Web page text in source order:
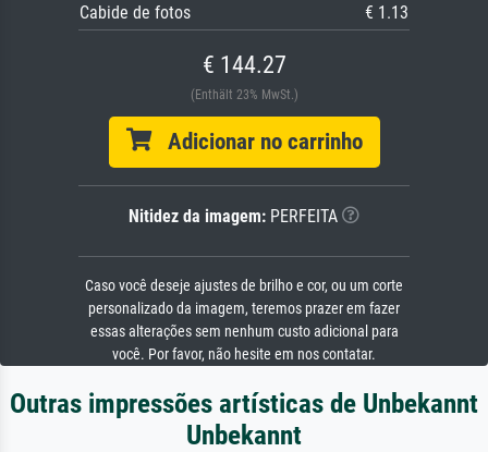
Cabide de fotos
€ 1.13
€ 144.27
(Enthält 23% MwSt.)
Adicionar no carrinho
Nitidez da imagem: PERFEITA
Caso você deseje ajustes de brilho e cor, ou um corte
personalizado da imagem, teremos prazer em fazer
essas alterações sem nenhum custo adicional para
você. Por favor, não hesite em nos contatar.
Outras impressões artísticas de Unbekannt
Unbekannt